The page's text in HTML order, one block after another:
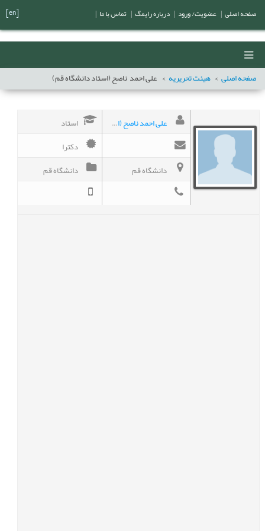
صفحه اصلی هیئت تحریریه علی احمدناصح (استاد دانشگاه قم)
علی احمد ناصح (استاد دانشگاه قم)
استاد
دکترا
دانشگاه قم
دانشگاه قم
صفحه اصلی عضویت/ ورود درباره رایمگ تماس با ما